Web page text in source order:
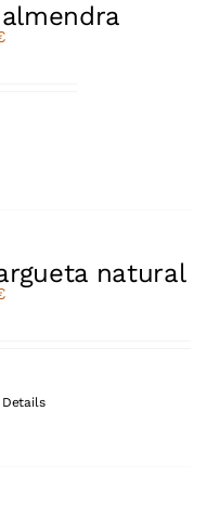
natural
Details